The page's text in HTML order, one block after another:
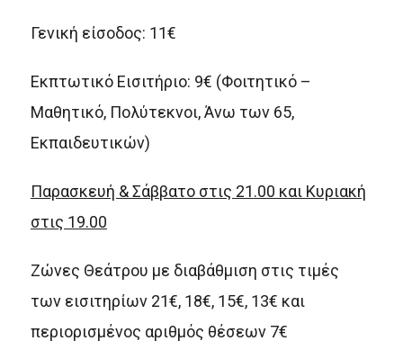
Γενική είσοδος: 11€
Εκπτωτικό Εισιτήριο: 9€ (Φοιτητικό –
Μαθητικό, Πολύτεκνοι, Άνω των 65,
Εκπαιδευτικών)
Παρασκευή & Σάββατο στις 21.00 και Κυριακή
στις 19.00
Ζώνες Θεάτρου με διαβάθμιση στις τιμές
των εισιτηρίων 21€, 18€, 15€, 13€ και
περιορισμένος αριθμός θέσεων 7€